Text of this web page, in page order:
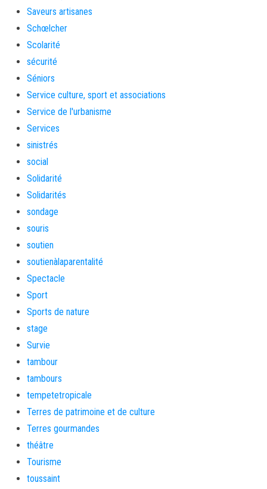
Saveurs artisanes
Schœlcher
Scolarité
sécurité
Séniors
Service culture, sport et associations
Service de l'urbanisme
Services
sinistrés
social
Solidarité
Solidarités
sondage
souris
soutien
soutienàlaparentalité
Spectacle
Sport
Sports de nature
stage
Survie
tambour
tambours
tempetetropicale
Terres de patrimoine et de culture
Terres gourmandes
théâtre
Tourisme
toussaint